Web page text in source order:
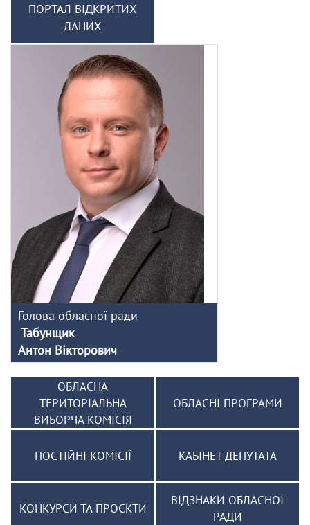
ПОРТАЛ ВІДКРИТИХ
ДАНИХ
Голова обласної ради
Табунщик
Антон Вікторович
ОБЛАСНА
ТЕРИТОРІАЛЬНА
ВИБОРЧА КОМІСІЯ
ОБЛАСНІ ПРОГРАМИ
ПОСТІЙНІ КОМІСІЇ КАБІНЕТ ДЕПУТАТА
КОНКУРСИ ТА ПРОЄКТИ
ВІДЗНАКИ ОБЛАСНОЇ
РАДИ